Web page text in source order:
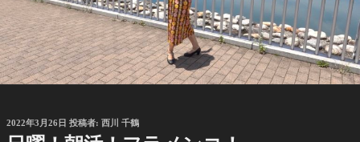
投
稿
2022年3月26日 投稿者: 西川 千鶴